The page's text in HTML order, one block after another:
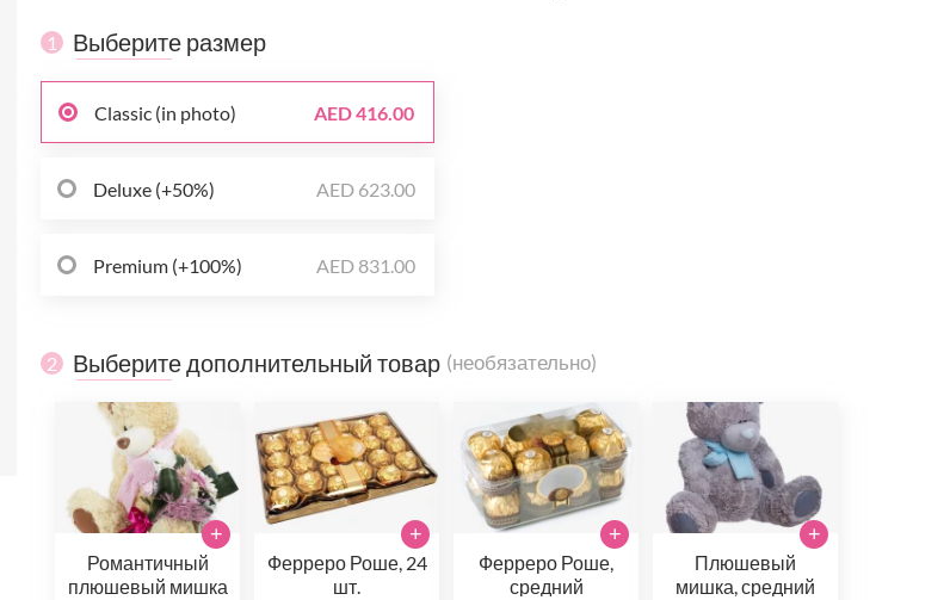
1 Выберите размер
Classic (in photo) AED 416.00
Deluxe (+50%) AED 623.00
Premium (+100%) AED 831.00
2 Выберите дополнительный товар (необязательно)
Романтичный
плюшевый мишка
+
Ферреро Роше, 24
шт.
+
Ферреро Роше,
средний
+
Плюшевый
мишка, средний
+